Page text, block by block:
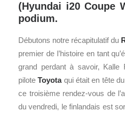
(Hyundai i20 Coupe
podium.
Débutons notre récapitulatif du
premier de l’histoire en tant
grand perdant à savoir, Kalle
piloteToyotaqui était en tête
ce troisième rendez-vous de
du vendredi, le finlandais est